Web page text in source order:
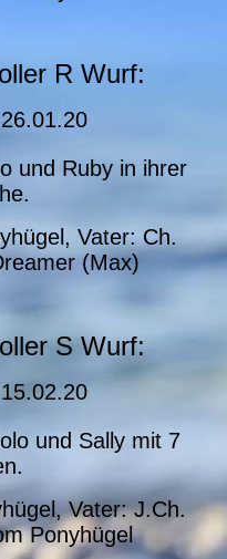
R Wurf:
26.01.20
und Ruby in ihrer
Vater: Ch.
(Max)
S Wurf:
15.02.20
und Sally mit 7
Vater: J.Ch.
Ponyhügel